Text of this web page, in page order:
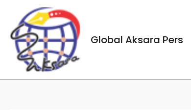
konten
Global Aksara Pers